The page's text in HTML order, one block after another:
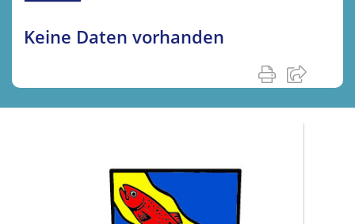
Keine Daten vorhanden